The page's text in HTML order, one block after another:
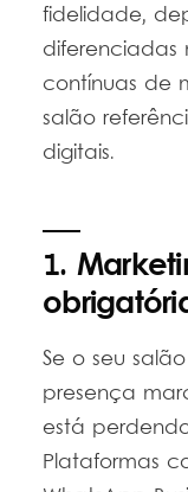
fidelidade,
diferenciadas
contínuas de
salão
digitais.
1.
Se o seu
presença
está
Plataformas